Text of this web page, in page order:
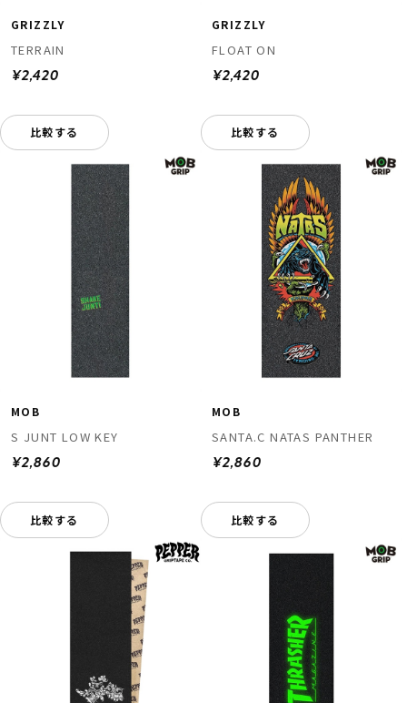
GRIZZLY
TERRAIN
¥2,420
比較する
GRIZZLY
FLOAT ON
¥2,420
比較する
MOB
S JUNT LOW KEY
¥2,860
比較する
MOB
SANTA.C NATAS PANTHER
¥2,860
比較する